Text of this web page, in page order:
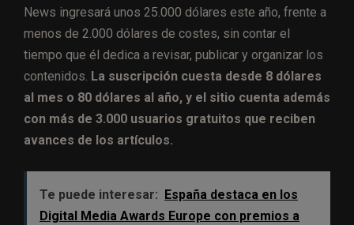
News ingresará unos 25.000 dólares este año, frente a
menos de 2.000 dólares de costes, sin contar el
tiempo que él dedica a revisar, publicar y organizar los
contenidos. La suscripción cuesta desde 8 dólares
al mes o 80 dólares al año, y el sitio cuenta además
con más de 3.000 usuarios gratuitos que reciben
avances de los artículos.
Te puede interesar: España destaca en los
Digital Media Awards Europe con premios a